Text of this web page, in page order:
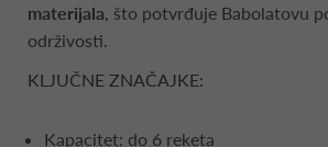
materijala, što potvrđuje Babolatovu
održivosti.
KLJUČNE ZNAČAJKE:
Kapacitet: do 6 reketa